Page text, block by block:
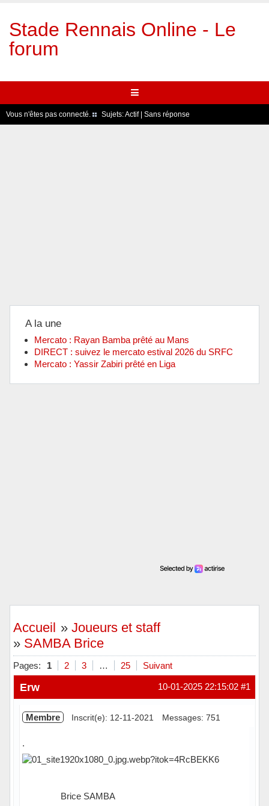
Stade Rennais Online - Le
forum
Vous n'êtes pas connecté. Sujets:Actif| Sans réponse
A la une
Mercato : Rayan Bamba prêté au Mans
DIRECT : suivez le mercato estival 2026 du SRFC
Mercato : Yassir Zabiri prêté en Liga
Accueil »Joueurs et staff
» SAMBA Brice
Pages: 1 2 3 … 25 Suivant
#1
10-01-2025 22:15:02
Erw
Membre Inscrit(e): 12-11-2021 Messages: 751
.
Brice SAMBA